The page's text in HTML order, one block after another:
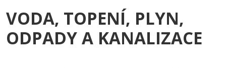
VODA, TOPENÍ, PLYN,
ODPADY A KANALIZACE